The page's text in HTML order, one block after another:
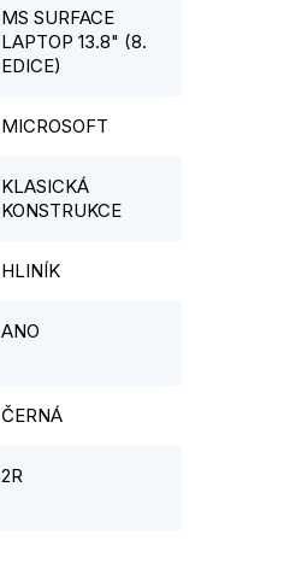
MS SURFACE
LAPTOP 13.8" (8.
EDICE)
MICROSOFT
KLASICKÁ
KONSTRUKCE
HLINÍK
ANO
ČERNÁ
2R